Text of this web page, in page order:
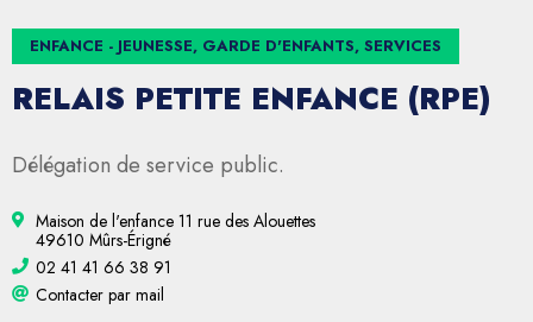
ENFANCE - JEUNESSE, GARDE D'ENFANTS, SERVICES
RELAIS PETITE ENFANCE (RPE)
Délégation de service public.
Maison de l'enfance 11 rue des Alouettes
49610 Mûrs-Érigné
02 41 41 66 38 91
Contacter par mail